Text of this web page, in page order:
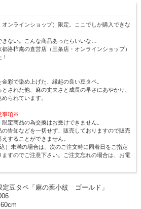
ンラインショップ）限定。ここでしか購入できな
ない。こんな商品あったらいいな…
洛柿庵の直営店（三条店・オンラインショップ）
彩で染め上げた、縁起の良い豆タペ。
された他、麻の丈夫さと成長の早さにあやかり、
られています。
事項※
定商品の為交換はお受けできません。
の告知などを一切せず、販売しておりますので販売
することができません。
）未満の場合は、次のご注文時に同着日をご指定
すのでご注意下さい。ご注文忘れの場合は、お電
定豆タペ「麻の葉小紋 ゴールド」